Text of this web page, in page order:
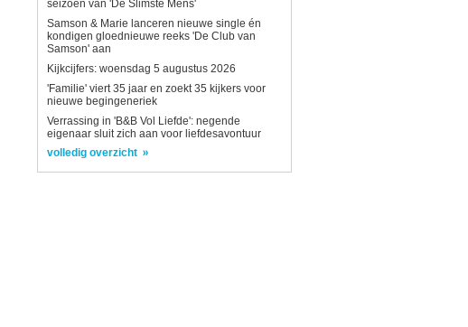
seizoen van 'De Slimste Mens'
Samson & Marie lanceren nieuwe single én
kondigen gloednieuwe reeks 'De Club van
Samson' aan
Kijkcijfers: woensdag 5 augustus 2026
'Familie' viert 35 jaar en zoekt 35 kijkers voor
nieuwe begingeneriek
Verrassing in 'B&B Vol Liefde': negende
eigenaar sluit zich aan voor liefdesavontuur
volledig overzicht